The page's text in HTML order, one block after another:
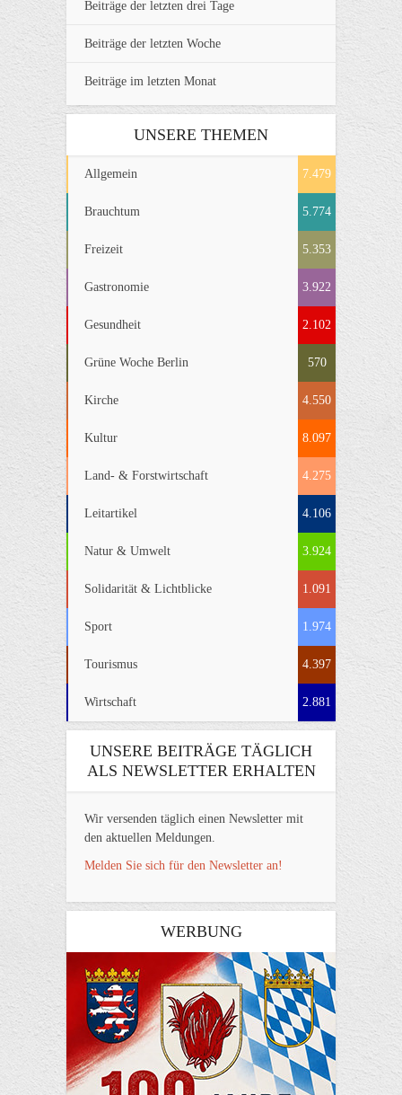
Beiträge der letzten drei Tage
Beiträge der letzten Woche
Beiträge im letzten Monat
UNSERE THEMEN
Allgemein 7.479
Brauchtum 5.774
Freizeit 5.353
Gastronomie 3.922
Gesundheit 2.102
Grüne Woche Berlin 570
Kirche 4.550
Kultur 8.097
Land- & Forstwirtschaft 4.275
Leitartikel 4.106
Natur & Umwelt 3.924
Solidarität & Lichtblicke 1.091
Sport 1.974
Tourismus 4.397
Wirtschaft 2.881
UNSERE BEITRÄGE TÄGLICH
ALS NEWSLETTER ERHALTEN
Wir versenden täglich einen Newsletter mit
den aktuellen Meldungen.
Melden Sie sich für den Newsletter an!
WERBUNG